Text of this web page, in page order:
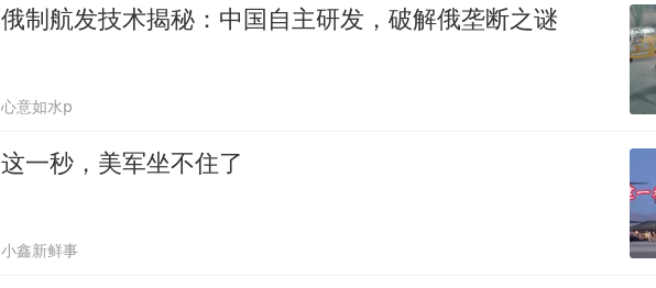
俄制航发技术揭秘：中国自主研发，破解俄垄断之谜
心意如水p
这一秒，美军坐不住了
小鑫新鲜事